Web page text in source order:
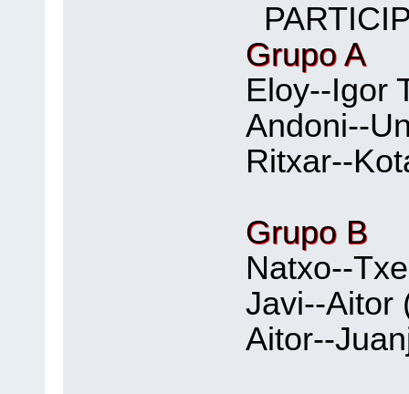
Grupo A
Eloy--Igor
Andoni--
Ritxar--
Grupo B
Natxo--
Javi--Aitor
Aitor--